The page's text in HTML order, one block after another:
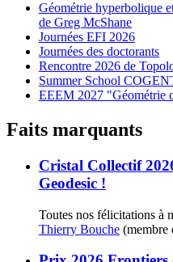
Géométrie hyperbolique
de Greg McShane
Journées EFI 2026
Journées des doctorants
Rencontre 2026 de
Summer School
EEEM 2027 "Géométrie
Faits marquants
Cristal Collectif
Geodesic !
Toutes nos félicitations à
Thierry Bouche (membre